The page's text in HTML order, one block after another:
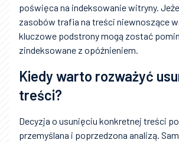
poświęca na indeksowanie witryny.
zasobów trafia na treści niewnoszące
kluczowe podstrony mogą zostać
zindeksowane z opóźnieniem.
Kiedy warto rozważyć
treści?
Decyzja o usunięciu konkretnej treści
przemyślana i poprzedzona analizą.